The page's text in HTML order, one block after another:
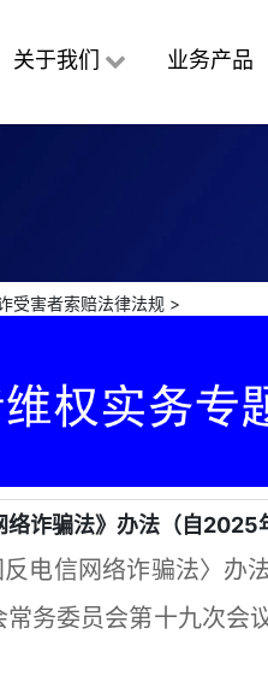
关于我们 业务产品
受害者索赔法律法规 >
诈骗法》办法（自2025
电信网络诈骗法〉办
务委员会第十九次会